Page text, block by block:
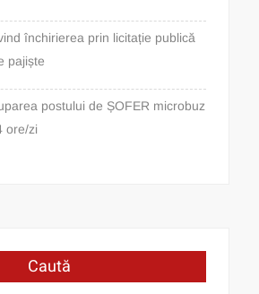
închirierea prin licitație publică
pajiște
postului de ȘOFER microbuz
ore/zi
Caută